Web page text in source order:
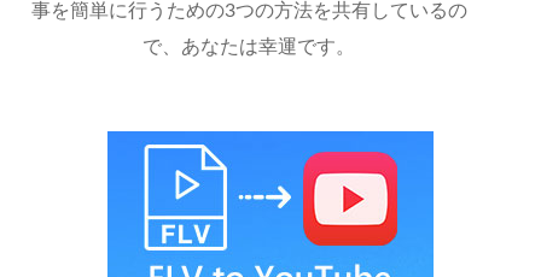
事を簡単に行うための3つの方法を共有しているの
で、あなたは幸運です。